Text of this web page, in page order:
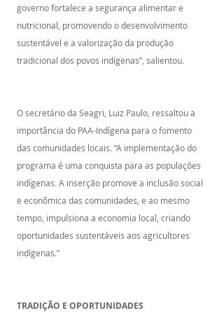
governo fortalece a segurança alimentar e
nutricional, promovendo o desenvolvimento
sustentável e a valorização da produção
tradicional dos povos indígenas”, salientou.
O secretário da Seagri, Luiz Paulo, ressaltou a
importância do PAA-Indígena para o fomento
das comunidades locais. “A implementação do
programa é uma conquista para as populações
indígenas. A inserção promove a inclusão social
e econômica das comunidades, e ao mesmo
tempo, impulsiona a economia local, criando
oportunidades sustentáveis aos agricultores
indígenas.”
TRADIÇÃO E OPORTUNIDADES